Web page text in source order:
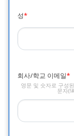
성*
회사/학교 이메일*
영문 및 숫자로 구성
문자